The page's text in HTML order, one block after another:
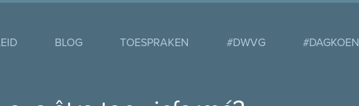
BLOG TOESPRAKEN #DWVG #DAGKOEN